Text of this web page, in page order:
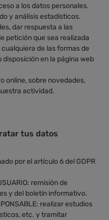
a los datos personales.
y análisis estadísticos.
dar respuesta a las
petición que sea realizada
de las formas de
en la página web
online, sobre novedades,
actividad.
tus datos
por el artículo 6 del GDPR
remisión de
y del boletín informativo.
realizar estudios
etc. y tramitar